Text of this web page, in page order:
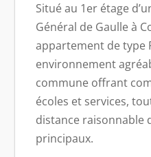
Situé au 1er étage
Général de Gaulle à
appartement de type
environnement
commune offrant
écoles et services,
distance raisonnable
principaux.